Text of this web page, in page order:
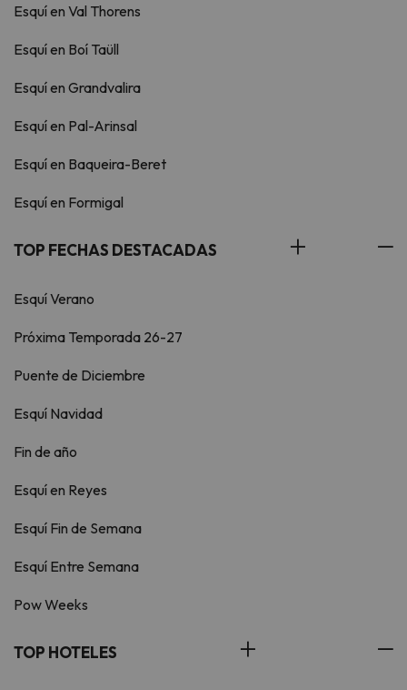
Esquí en Val Thorens
Esquí en Boí Taüll
Esquí en Grandvalira
Esquí en Pal-Arinsal
Esquí en Baqueira-Beret
Esquí en Formigal
TOP FECHAS DESTACADAS
Esquí Verano
Próxima Temporada 26-27
Puente de Diciembre
Esquí Navidad
Fin de año
Esquí en Reyes
Esquí Fin de Semana
Esquí Entre Semana
Pow Weeks
TOP HOTELES